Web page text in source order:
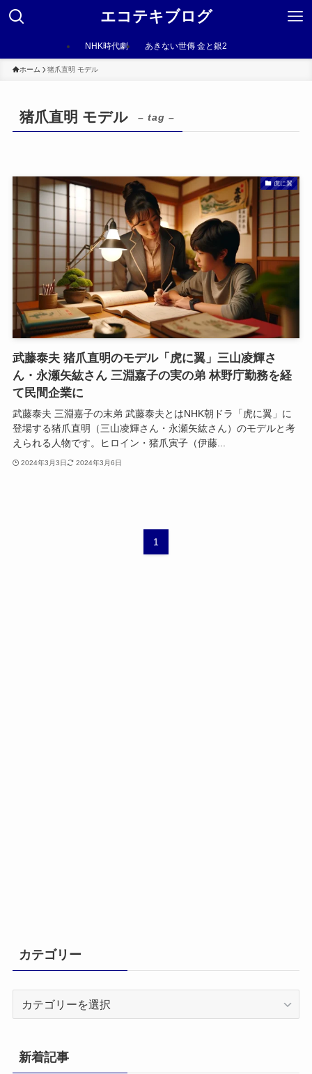
エコテキブログ
NHK時代劇 あきない世傳 金と銀2
ホーム 猪爪直明 モデル
猪爪直明 モデル – tag –
虎に翼
武藤泰夫 猪爪直明のモデル「虎に翼」三山凌輝さ
ん・永瀬矢紘さん 三淵嘉子の実の弟 林野庁勤務を経
て民間企業に
武藤泰夫 三淵嘉子の末弟 武藤泰夫とはNHK朝ドラ「虎に翼」に
登場する猪爪直明（三山凌輝さん・永瀬矢紘さん）のモデルと考
えられる人物です。ヒロイン・猪爪寅子（伊藤...
2024年3月3日 2024年3月6日
1
カテゴリー
リ
ー
新着記事